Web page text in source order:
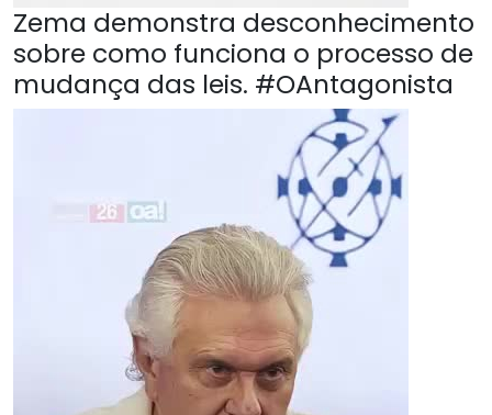
Zema demonstra desconhecimento
sobre como funciona o processo de
mudança das leis. #OAntagonista